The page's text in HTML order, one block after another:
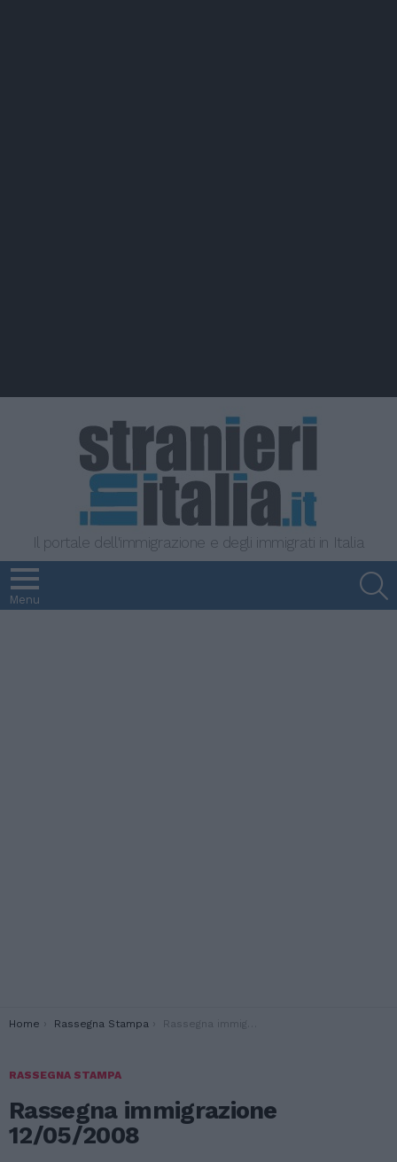
Il portale dell'immigrazione e degli immigrati in Italia
Menu
You are here:
Home Rassegna Stampa Rassegna immigrazione 12/05/2008
RASSEGNA STAMPA
Rassegna immigrazione
12/05/2008